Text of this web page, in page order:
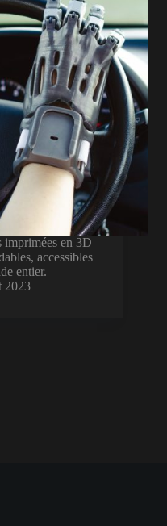
en 3D
accessibles
entier.
2023